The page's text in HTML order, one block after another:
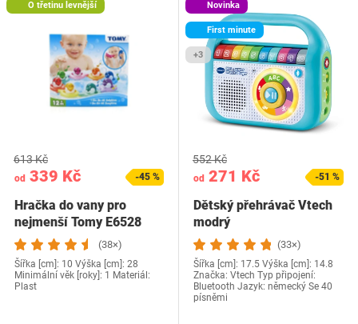
O třetinu levnější
od 339 Kč
613 Kč
-45 %
Hračka do vany pro
nejmenší Tomy E6528
(38×)
Šířka [cm]: 10 Výška [cm]: 28
Minimální věk [roky]: 1 Materiál:
Plast
Novinka
First minute
+3
od 271 Kč
552 Kč
-51 %
Dětský přehrávač Vtech
modrý
(33×)
Šířka [cm]: 17.5 Výška [cm]: 14.8
Značka: Vtech Typ připojení:
Bluetooth Jazyk: německý Se 40
písněmi